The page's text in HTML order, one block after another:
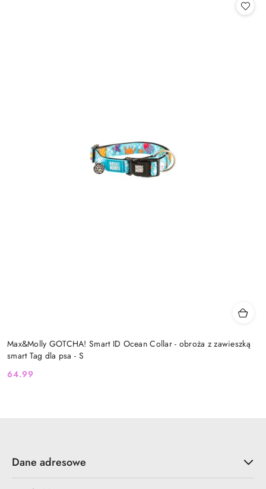
Max&Molly GOTCHA! Smart ID Ocean Collar - obroża z zawieszką
smart Tag dla psa - S
Cena:
64.99
Dane adresowe